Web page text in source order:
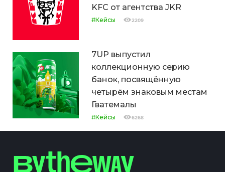
KFC от агентства JKR
#Кейсы 2209
7UP выпустил
коллекционную серию
банок, посвящённую
четырём знаковым местам
Гватемалы
#Кейсы 6268